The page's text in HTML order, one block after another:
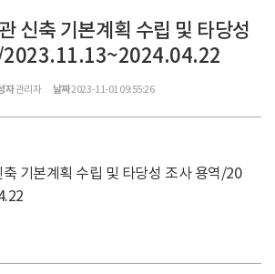
신축 기본계획 수립 및 타당성
2023.11.13~2024.04.22
자관리자 날짜2023-11-01 09:55:26
기본계획 수립 및 타당성 조사 용역/20